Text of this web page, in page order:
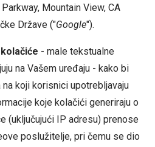
Mountain View, CA
Države ("Google").
kolačiće - male tekstualne
na Vašem uređaju - kako bi
koji korisnici upotrebljavaju
koje kolačići generiraju o
(uključujući IP adresu) prenose
poslužitelje, pri čemu se dio